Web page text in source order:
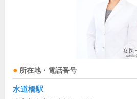
所在地・電話番号
水道橋駅